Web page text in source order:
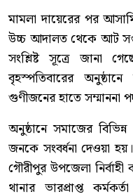
মামলা দায়েরের পর
উচ্চ আদালত থেকে আট
সংশ্লিষ্ট সূত্রে জানা
বৃহস্পতিবারের
গুণীজনের হাতে সম্মাননা
অনুষ্ঠানে সমাজের
জনকে সংবর্ধনা দেওয়া
গৌরীপুর উপজেলা
থানার ভারপ্রাপ্ত